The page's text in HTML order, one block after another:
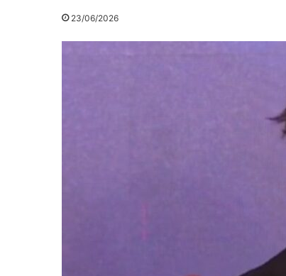
23/06/2026